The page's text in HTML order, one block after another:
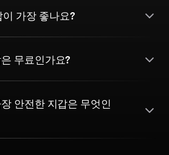
가장 좋나요?
무료인가요?
안전한 지갑은 무엇인